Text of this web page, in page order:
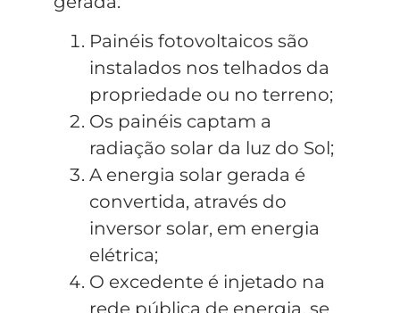
Painéis fotovoltaicos são
instalados nos telhados da
propriedade ou no terreno;
Os painéis captam a
radiação solar da luz do Sol;
A energia solar gerada é
convertida, através do
inversor solar, em energia
elétrica;
O excedente é injetado na